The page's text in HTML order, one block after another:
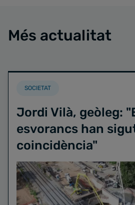
Més actualitat
SOCIETAT
Jordi Vilà, geòleg:
esvorancs han
coincidència"